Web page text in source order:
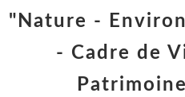
"Nature -
- Cadre de